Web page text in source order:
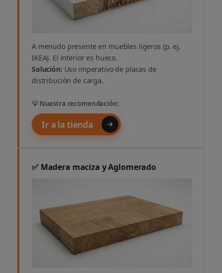
A menudo presente en muebles ligeros (p. ej.
IKEA). El interior es hueco.
Solución: Uso imperativo de placas de
distribución de carga.
💡 Nuestra recomendación:
Ir a la tienda
✅ Madera maciza y Aglomerado